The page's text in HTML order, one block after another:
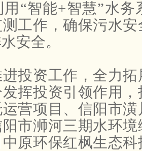
“智能+智慧”水务
工作，确保污水
安全。
投资工作，全力
挥投资引领作用
营项目、信阳市
市浉河三期水环
原环保红枫生态